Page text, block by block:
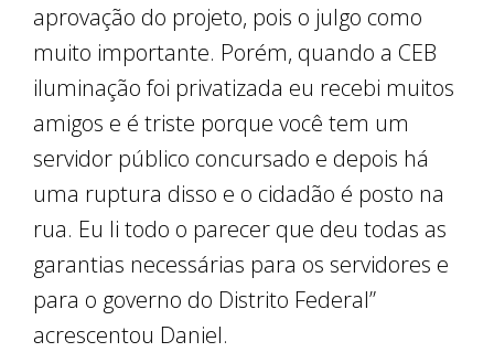
aprovação do projeto, pois o julgo como
muito importante. Porém, quando a CEB
iluminação foi privatizada eu recebi muitos
amigos e é triste porque você tem um
servidor público concursado e depois há
uma ruptura disso e o cidadão é posto na
rua. Eu li todo o parecer que deu todas as
garantias necessárias para os servidores e
para o governo do Distrito Federal”
acrescentou Daniel.